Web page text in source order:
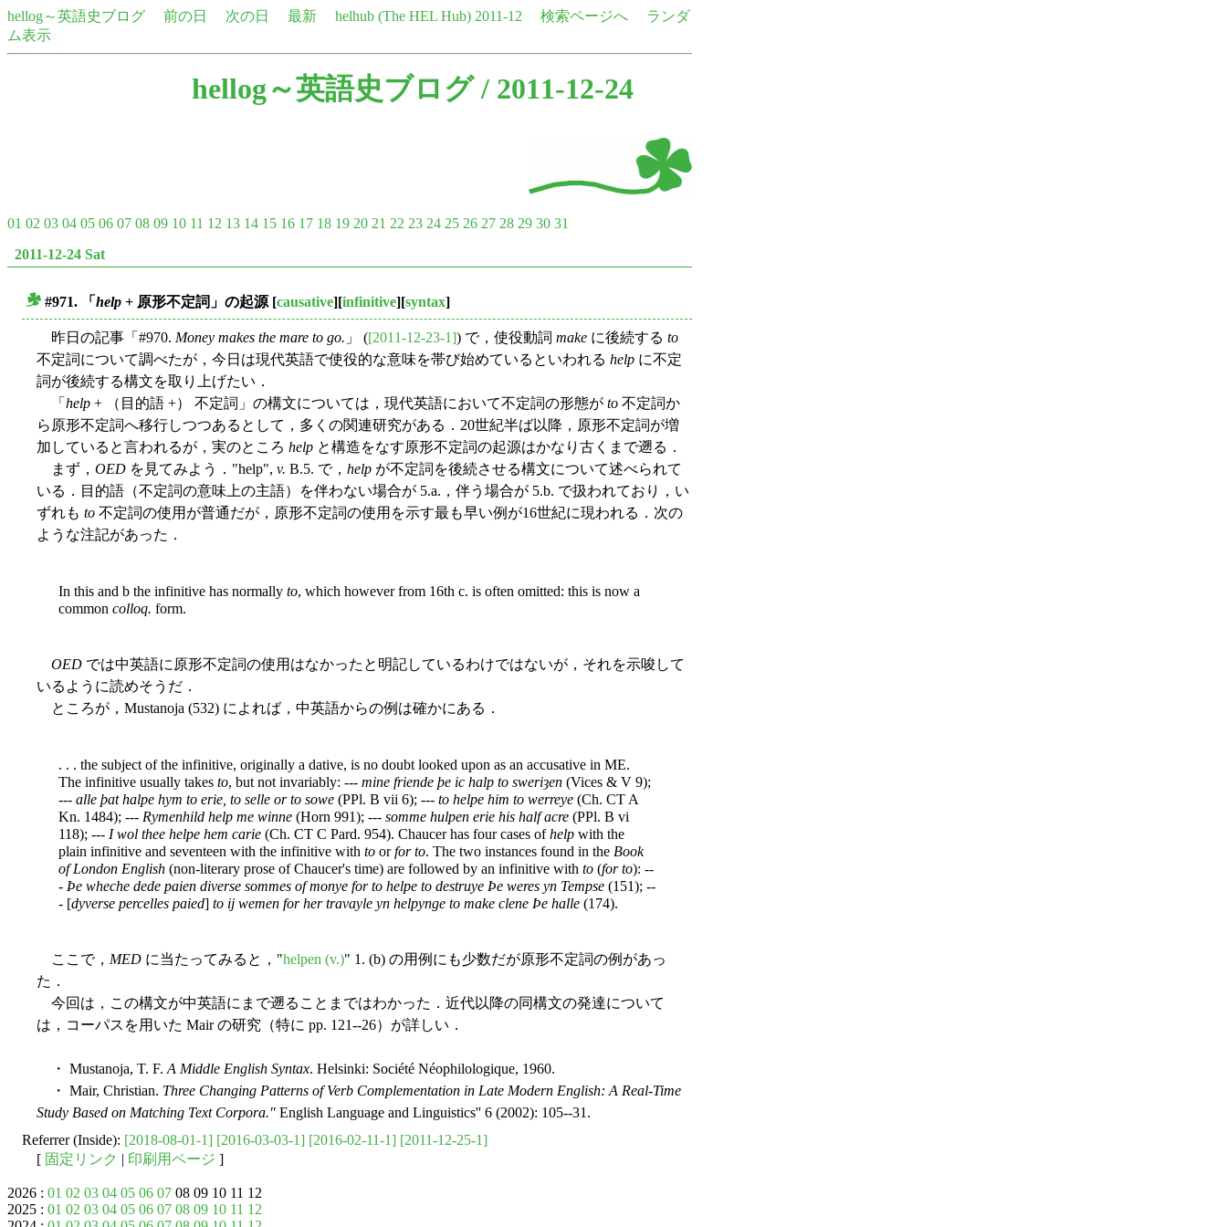
hellog～英語史ブログ 前の日 次の日 最新 helhub (The HEL Hub) 2011-12 検索ページへ
ランダ
ム表示
hellog～英語史ブログ/ 2011-12-24
01 02 03 04 05 06 07 08 09 10 11 12 13 14 15 16 17 18 19 20 21 22 23 24 25 26 27 28 29 30 31
2011-12-24 Sat
#971. 「 help + 原形不定詞」の起源 [causative][infinitive][syntax]
昨日の記事「#970. Money makes the mare to go. 」 ([2011-12-23-1]) で，使役動詞 make に後続する to
不定詞について調べたが，今日は現代英語で使役的な意味を帯び始めているといわれる help に不定
詞が後続する構文を取り上げたい．
「 help + （目的語 +） 不定詞」の構文については，現代英語において不定詞の形態が to 不定詞か
ら原形不定詞へ移行しつつあるとして，多くの関連研究がある．20世紀半ば以降，原形不定詞が増
加していると言われるが，実のところ help と構造をなす原形不定詞の起源はかなり古くまで遡る．
まず， OED を見てみよう．"help", v. B.5. で， help が不定詞を後続させる構文について述べられて
いる．目的語（不定詞の意味上の主語）を伴わない場合が 5.a.，伴う場合が 5.b. で扱われており，い
ずれも to 不定詞の使用が普通だが，原形不定詞の使用を示す最も早い例が16世紀に現われる．次の
ような注記があった．
In this and b the infinitive has normally to, which however from 16th c. is often omitted: this is now a
common colloq. form.
OED では中英語に原形不定詞の使用はなかったと明記しているわけではないが，それを示唆して
いるように読めそうだ．
ところが，Mustanoja (532) によれば，中英語からの例は確かにある．
. . . the subject of the infinitive, originally a dative, is no doubt looked upon as an accusative in ME.
The infinitive usually takes to, but not invariably: --- mine friende þe ic halp to sweriȝen (Vices & V 9);
--- alle þat halpe hym to erie, to selle or to sowe (PPl. B vii 6); --- to helpe him to werreye (Ch. CT A
Kn. 1484); --- Rymenhild help me winne (Horn 991); --- somme hulpen erie his half acre (PPl. B vi
118); --- I wol thee helpe hem carie (Ch. CT C Pard. 954). Chaucer has four cases ofhelp with the
plain infinitive and seventeen with the infinitive with to orfor to. The two instances found in the Book
of London English (non-literary prose of Chaucer's time) are followed by an infinitive with to (for to): --
- Þe wheche dede paien diverse sommes of monye for to helpe to destruye Þe weres yn Tempse (151); --
- [dyverse percelles paied] to ij wemen for her travayle yn helpynge to make clene Þe halle (174).
ここで， MED に当たってみると，"helpen (v.)" 1. (b) の用例にも少数だが原形不定詞の例があっ
た．
今回は，この構文が中英語にまで遡ることまではわかった．近代以降の同構文の発達について
は，コーパスを用いた Mair の研究（特に pp. 121--26）が詳しい．
・ Mustanoja, T. F. A Middle English Syntax. Helsinki: Société Néophilologique, 1960.
・ Mair, Christian. Three Changing Patterns of Verb Complementation in Late Modern English: A Real-Time
Study Based on Matching Text Corpora." English Language and Linguistics'' 6 (2002): 105--31.
Referrer (Inside): [2018-08-01-1] [2016-03-03-1] [2016-02-11-1] [2011-12-25-1]
[ 固定リンク | 印刷用ページ ]
2026 : 01 02 03 04 05 06 07 08 09 10 11 12
2025 : 01 02 03 04 05 06 07 08 09 10 11 12